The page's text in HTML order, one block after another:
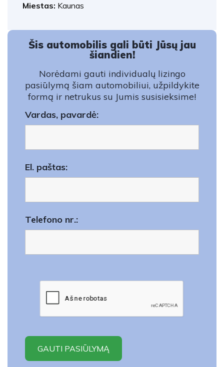
Miestas: Kaunas
Šis automobilis gali būti Jūsų jau
šiandien!
Norėdami gauti individualų lizingo
pasiūlymą šiam automobiliui, užpildykite
formą ir netrukus su Jumis susisieksime!
Vardas, pavardė:
El. paštas:
Telefono nr.: